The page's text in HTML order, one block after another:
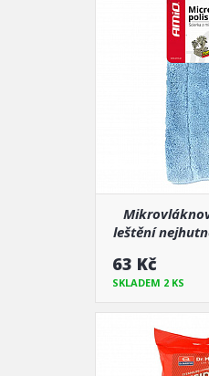
leštění
63 Kč
SKLADEM 2 KS